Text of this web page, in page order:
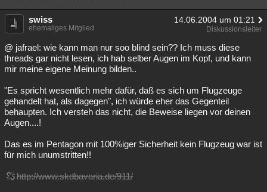
swiss 14.06.2004 um 01:21
ehemaliges Mitglied Diskussionsleiter
@ jafrael: wie kann man nur soo blind sein?? Ich muss diese
threads gar nicht lesen, ich hab selber Augen im Kopf, und kann
mir meine eigene Meinung bilden..
"Es spricht wesentlich mehr dafür, daß es sich um Flugzeuge
gehandelt hat, als dagegen", ich würde eher das Gegenteil
behaupten. Ich versteh das nicht, die Beweise liegen vor deinen
Augen....!
Das es im Pentagon mit 100%iger Sicherheit kein Flugzeug war ist
für mich unumstritten!!
http://www.skdbavaria.de/911/